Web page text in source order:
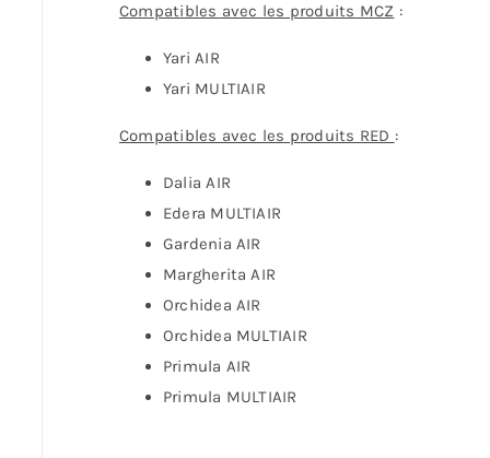
Compatibles avec les produits MCZ :
Yari AIR
Yari MULTIAIR
Compatibles avec les produits RED :
Dalia AIR
Edera MULTIAIR
Gardenia AIR
Margherita AIR
Orchidea AIR
Orchidea MULTIAIR
Primula AIR
Primula MULTIAIR